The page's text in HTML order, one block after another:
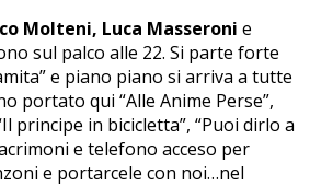
Molteni, Luca Masseroni e
sul palco alle 22. Si parte forte
e piano piano si arriva a tutte
portato qui “Alle Anime Perse”,
principe in bicicletta”, “Puoi dirlo a
e telefono acceso per
e portarcele con noi…nel